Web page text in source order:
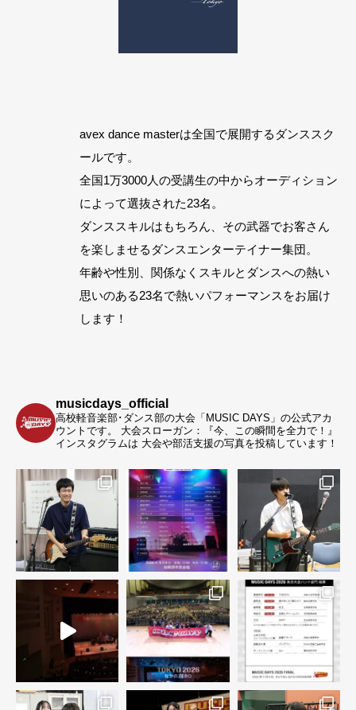
avex dance masterは全国で展開するダンススク
ールです。
全国1万3000人の受講生の中からオーディション
によって選抜された23名。
ダンススキルはもちろん、その武器でお客さん
を楽しませるダンスエンターテイナー集団。
年齢や性別、関係なくスキルとダンスへの熱い
思いのある23名で熱いパフォーマンスをお届け
します！
musicdays_official
高校軽音楽部･ダンス部の大会「MUSIC DAYS」の公式アカ
ウントです。
大会スローガン：『今、この瞬間を全力で！』
インスタグラムは 大会や部活支援の写真を投稿しています！